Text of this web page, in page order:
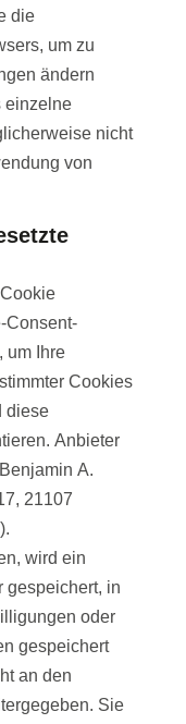
die
um zu
ändern
einzelne
nicht
von
Consent-
um Ihre
Cookies
diese
Anbieter
A.
21107
wird ein
gespeichert, in
oder
gespeichert
an den
Sie